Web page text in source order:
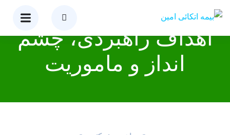
اهداف راهبردی، چشم
انداز و ماموریت